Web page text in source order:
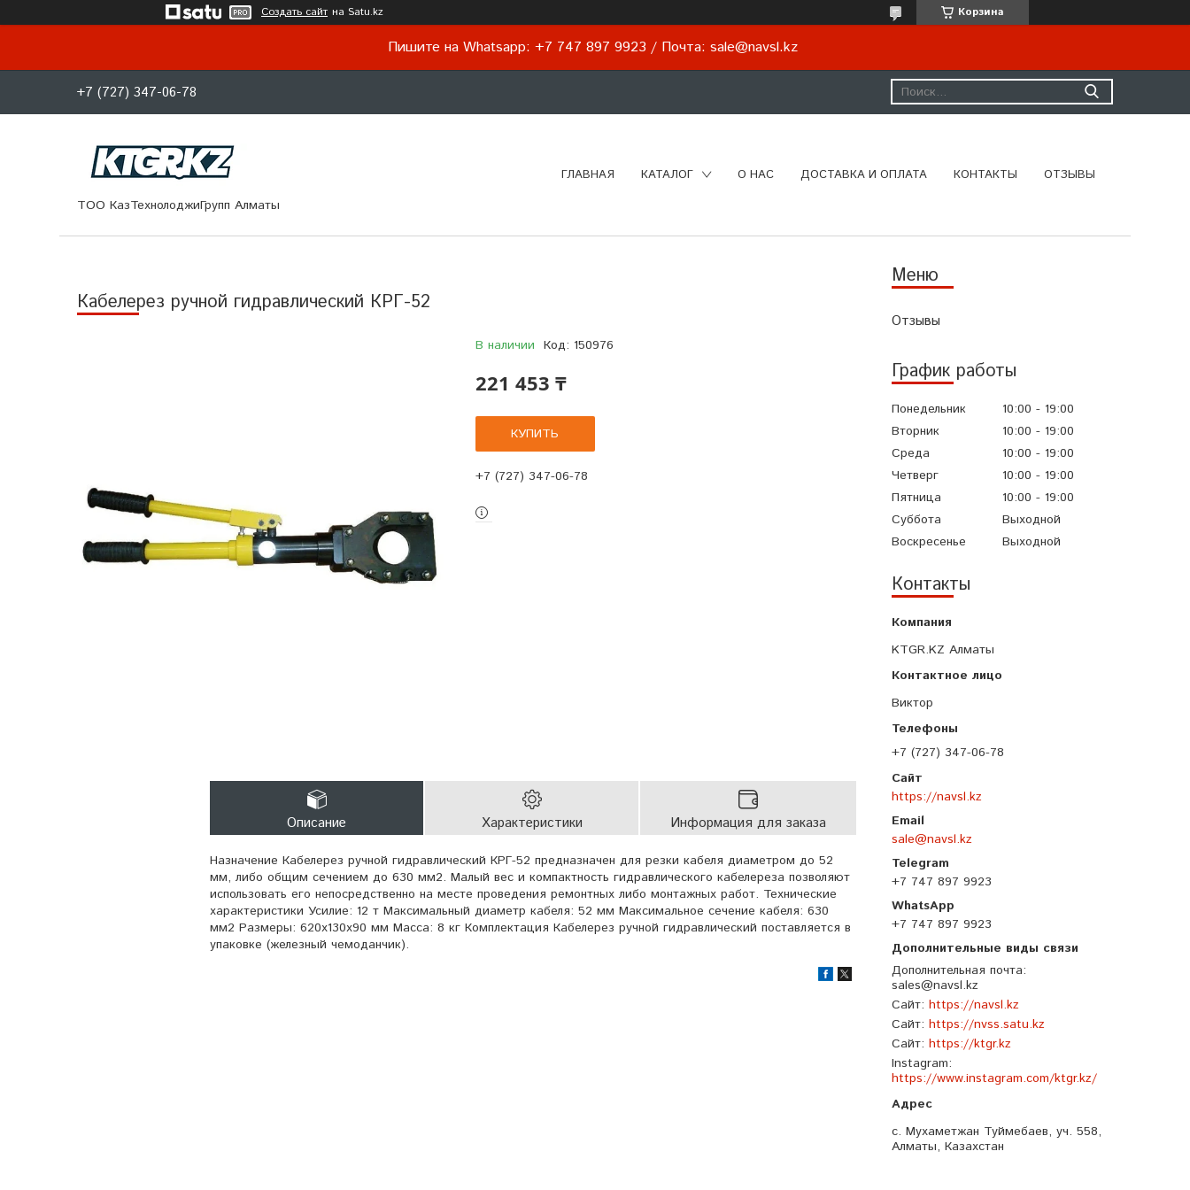
Создать сайт на Satu.kz Корзина
Пишите на Whatsapp: +7 747 897 9923 / Почта: sale@navsl.kz
+7 (727) 347-06-78
ТОО КазТехнолоджиГрупп Алматы
ГЛАВНАЯ КАТАЛОГ О НАС ДОСТАВКА И ОПЛАТА КОНТАКТЫ ОТЗЫВЫ
Отзывы
График работы
Понедельник 10:00
19:00
Вторник
10:00
19:00
Среда
10:00
19:00
Четверг
10:00
19:00
Пятница
10:00
19:00
Суббота
Выходной
Воскресенье
Выходной
Контакты
KTGR.KZ Алматы
Виктор
+7 (727) 347-06-78
https://navsl.kz
sale@navsl.kz
+7 747 897 9923
+7 747 897 9923
Дополнительная почта
sales@navsl.kz
Сайт https://navsl.kz
Сайт https://nvss.satu.kz
Сайт https://ktgr.kz
Instagram
https://www.instagram.com/ktgr.kz/
с. Мухаметжан Туймебаев, уч. 558,
Алматы, Казахстан
Кабелерез ручной гидравлический КРГ-52
В наличии Код: 150976
221 453 ₸
КУПИТЬ
+7 (727) 347-06-78
Описание Характеристики Информация для заказа
Назначение Кабелерез ручной гидравлический КРГ-52 предназначен для резки кабеля диаметром до 52
мм, либо общим сечением до 630 мм2. Малый вес и компактность гидравлического кабелереза позволяют
использовать его непосредственно на месте проведения ремонтных либо монтажных работ. Технические
характеристики Усилие: 12 т Максимальный диаметр кабеля: 52 мм Максимальное сечение кабеля: 630
мм2 Размеры: 620х130х90 мм Масса: 8 кг Комплектация Кабелерез ручной гидравлический поставляется в
упаковке (железный чемоданчик).